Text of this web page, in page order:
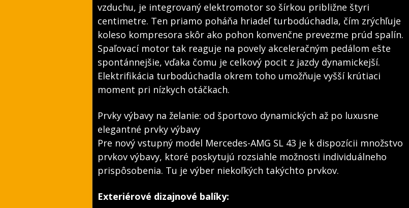
vzduchu, je integrovaný elektromotor so šírkou približne štyri
centimetre. Ten priamo poháňa hriadeľ turbodúchadla, čím zrýchľuje
koleso kompresora skôr ako pohon konvenčne prevezme prúd spalín.
Spaľovací motor tak reaguje na povely akceleračným pedálom ešte
spontánnejšie, vďaka čomu je celkový pocit z jazdy dynamickejší.
Elektrifikácia turbodúchadla okrem toho umožňuje vyšší krútiaci
moment pri nízkych otáčkach.
Prvky výbavy na želanie: od športovo dynamických až po luxusne
elegantné prvky výbavy
Pre nový vstupný model Mercedes-AMG SL 43 je k dispozícii množstvo
prvkov výbavy, ktoré poskytujú rozsiahle možnosti individuálneho
prispôsobenia. Tu je výber niekoľkých takýchto prvkov.
Exteriérové dizajnové balíky: